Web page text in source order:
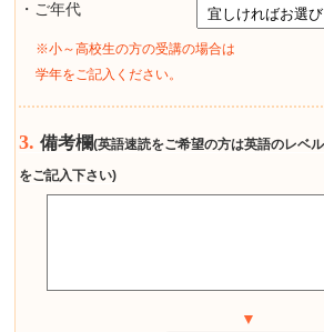
・ご年代
※小～高校生の方の受講の場合は
学年をご記入ください。
3. 備考欄(英語速読をご希望の方は英語のレベ
をご記入下さい)
▼